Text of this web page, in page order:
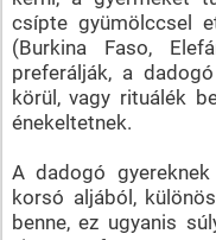
csípte gyümölccsel
(Burkina Faso,
preferálják, a
körül, vagy rituálék
énekeltetnek.
A dadogó
korsó aljából,
benne, ez ugyanis